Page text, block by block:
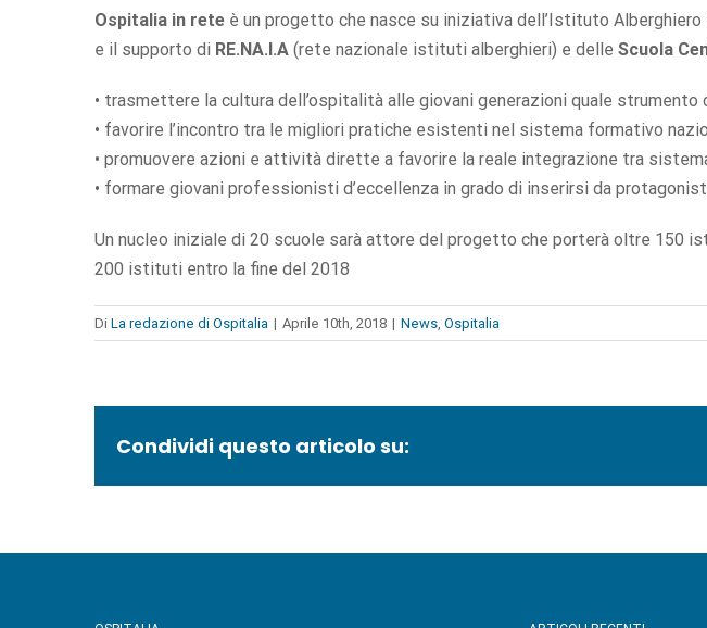
Ospitalia in rete è un progetto che nasce su iniziativa dell’Istituto
e il supporto di RE.NA.I.A (rete nazionale istituti alberghieri) e delle Scuola
• trasmettere la cultura dell’ospitalità alle giovani generazioni quale
• favorire l’incontro tra le migliori pratiche esistenti nel sistema formativo
• promuovere azioni e attività dirette a favorire la reale integrazione tra
• formare giovani professionisti d’eccellenza in grado di inserirsi da
Un nucleo iniziale di 20 scuole sarà attore del progetto che porterà oltre 150
200 istituti entro la fine del 2018
Di La redazione di Ospitalia | Aprile 10th, 2018 | News Ospitalia
Condividi questo articolo su: